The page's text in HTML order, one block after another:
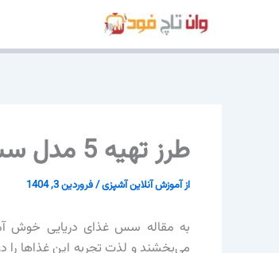
محتوا
طرز تهیه 5 مدل سس غذای دریایی خوشمزه و ساده
ازآموزش آنلاین آشپزی/فروردین 3, 1404
به مقاله سس غذای دریایی خوش
می‌بخشند و لذت تجربه این غذاها را